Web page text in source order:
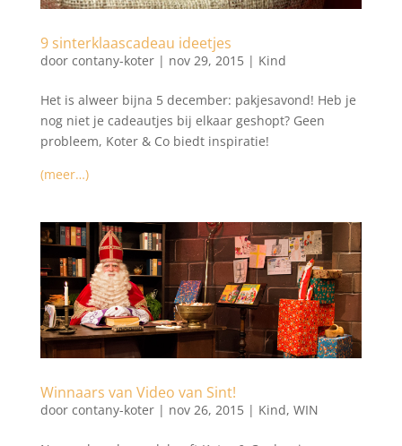
9 sinterklaascadeau ideetjes
door contany-koter| nov 29, 2015| Kind
Het is alweer bijna 5 december: pakjesavond! Heb je
nog niet je cadeautjes bij elkaar geshopt? Geen
probleem, Koter & Co biedt inspiratie!
(meer…)
Winnaars van Video van Sint!
door contany-koter| nov 26, 2015| Kind, WIN